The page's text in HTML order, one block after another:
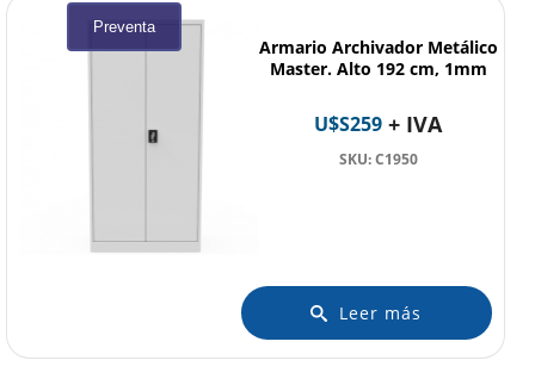
Armario Archivador Metálico
Master. Alto 192 cm, 1mm
Preventa
U$S259 + IVA
SKU: C1950
Leer más